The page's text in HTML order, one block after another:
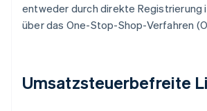
entweder durch direkte Registrierung
über das One-Stop-Shop-Verfahren
Umsatzsteuerbefreite